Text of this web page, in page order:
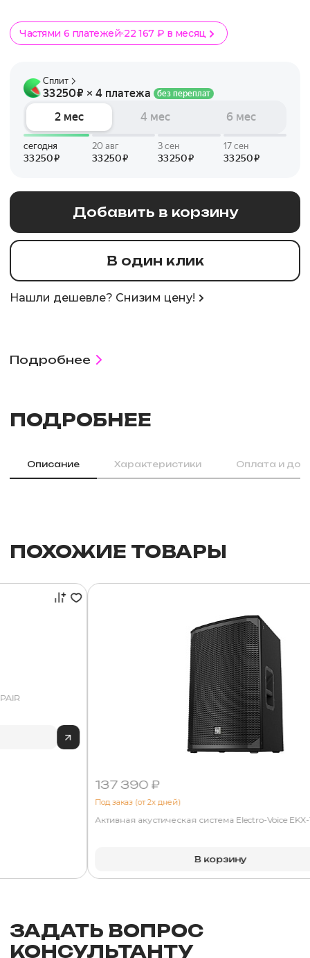
Частями 6 платежей 22 167 ₽ в месяц
Добавить в корзину
В один клик
Нашли дешевле? Снизим цену!
Подробнее
ПОДРОБНЕЕ
Описание Характеристики Оплата и
ПОХОЖИЕ ТОВАРЫ
137 390 ₽
Под заказ (от 2х дней)
Активная акустическая система Electro-Voice EKX-
В корзину
ЗАДАТЬ ВОПРОС
КОНСУЛЬТАНТУ